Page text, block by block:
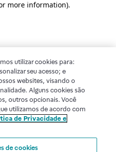
more information).
utilizar cookies para:
seu acesso; e
websites, visando o
Alguns cookies são
outros opcionais. Você
utilizamos de acordo com
de Privacidade e
de cookies